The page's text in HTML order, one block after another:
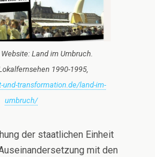
Land im Umbruch.
1990-1995,
transformation.de/land-im-
umbruch/
der staatlichen Einheit
mit den